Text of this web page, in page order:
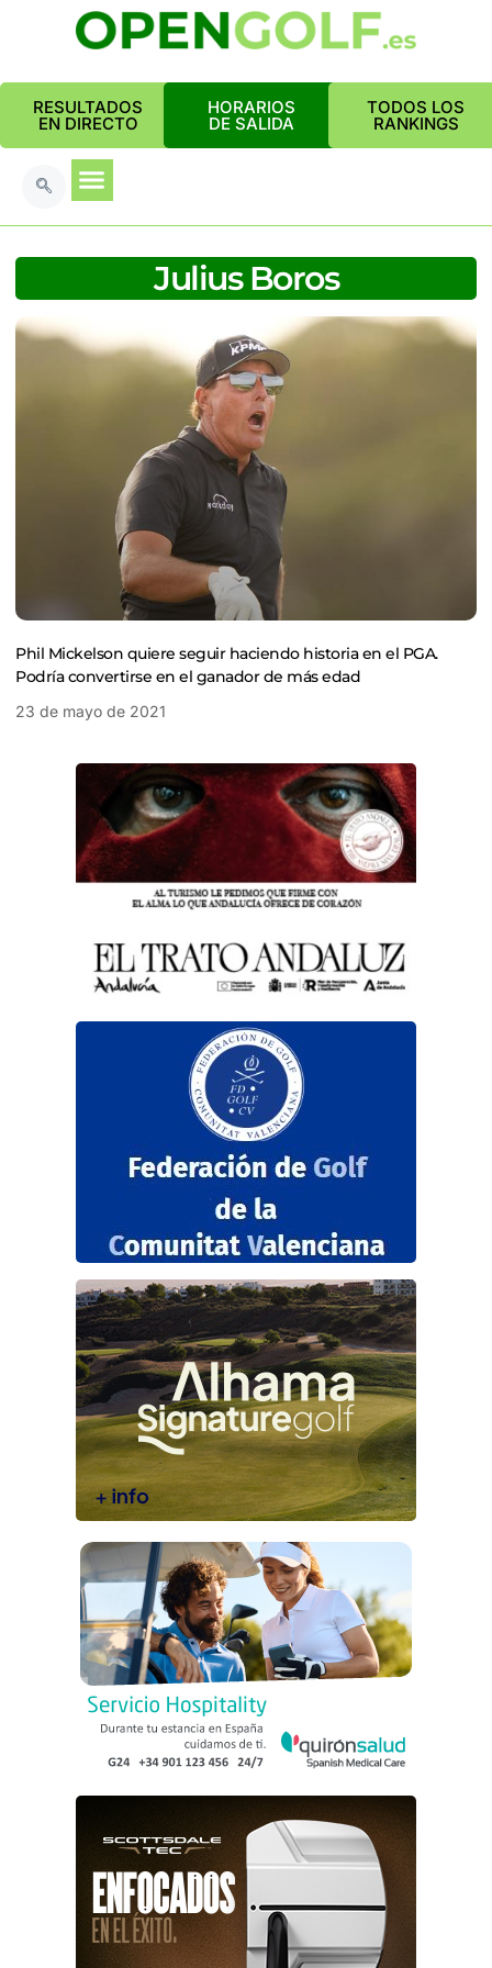
RESULTADOS
EN DIRECTO
HORARIOS
DE SALIDA
TODOS LOS
RANKINGS
Julius Boros
Phil Mickelson quiere seguir haciendo historia en el PGA.
Podría convertirse en el ganador de más edad
23 de mayo de 2021